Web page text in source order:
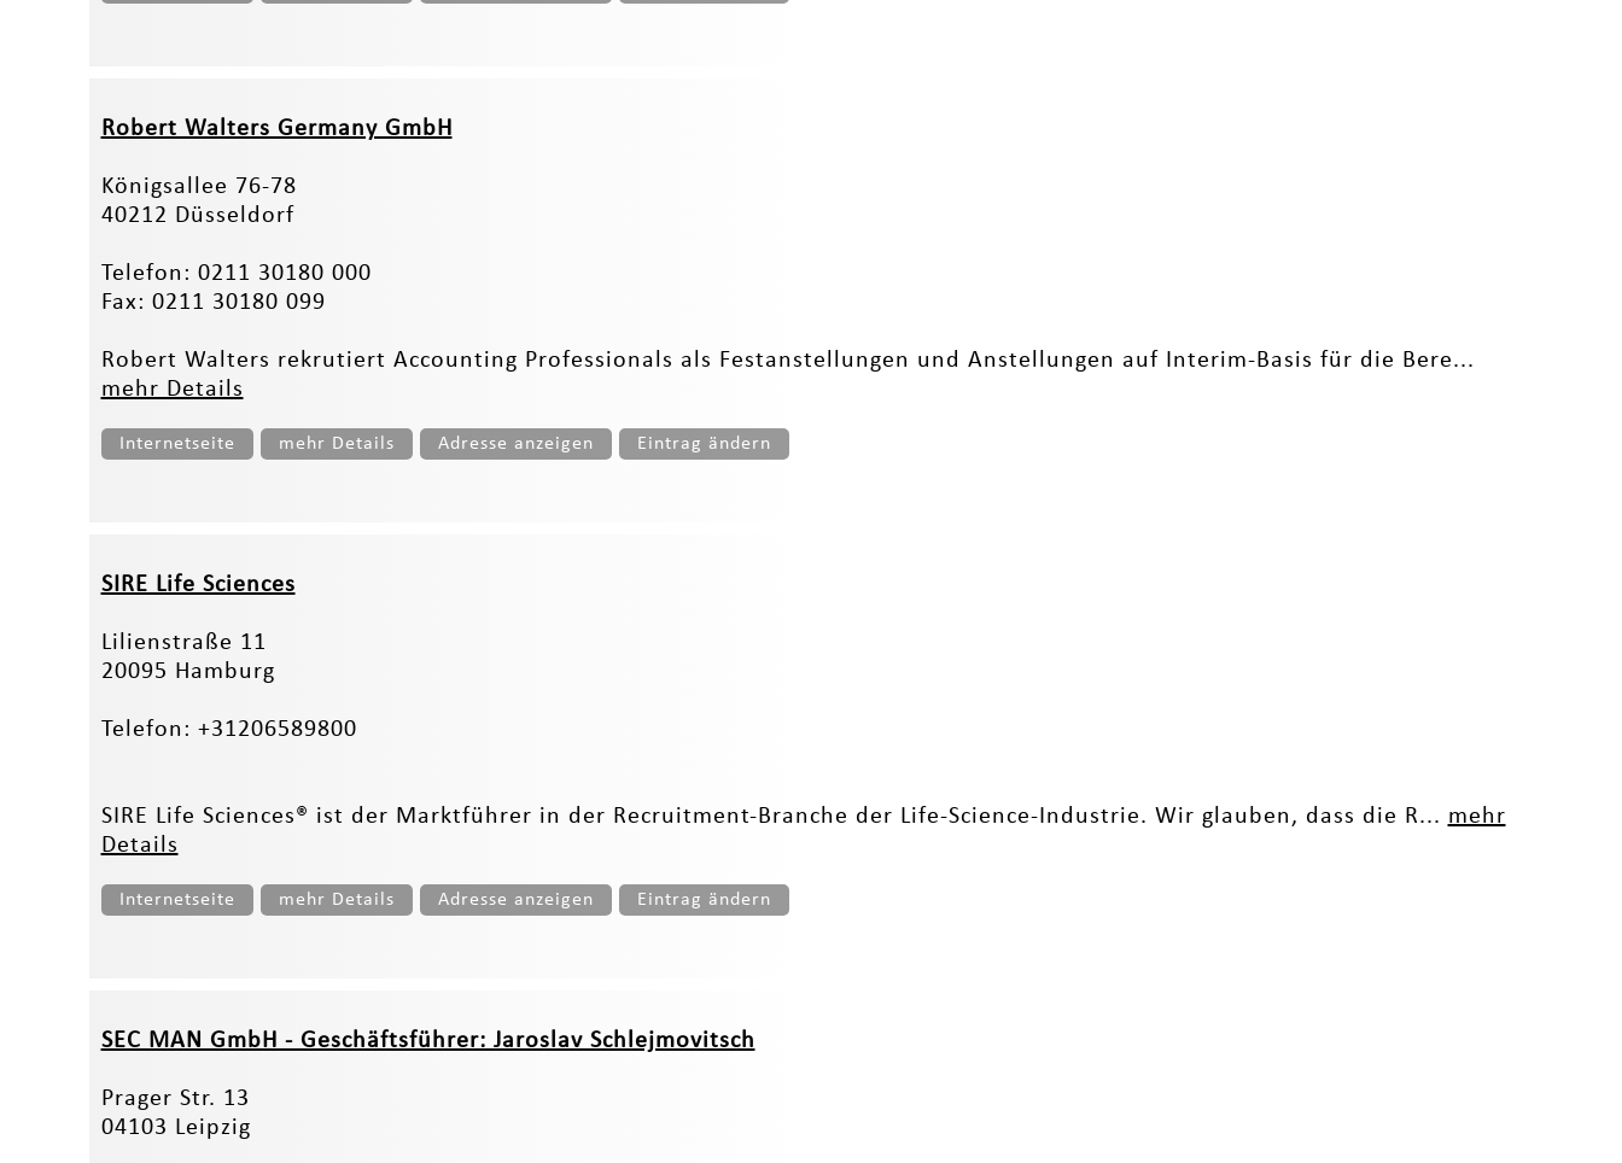
Robert Walters Germany GmbH
Königsallee 76-78
40212 Düsseldorf
Telefon: 0211 30180 000
Fax: 0211 30180 099
Robert Walters rekrutiert Accounting Professionals als Festanstellungen und Anstellungen auf Interim-Basis für die Bere...
mehr Details
Internetseite mehr Details Adresse anzeigen Eintrag ändern
SIRE Life Sciences
Lilienstraße 11
20095 Hamburg
Telefon: +31206589800
SIRE Life Sciences® ist der Marktführer in der Recruitment-Branche der Life-Science-Industrie. Wir glauben, dass die R... mehr
Details
Internetseite mehr Details Adresse anzeigen Eintrag ändern
SEC MAN GmbH - Geschäftsführer: Jaroslav Schlejmovitsch
Prager Str. 13
04103 Leipzig